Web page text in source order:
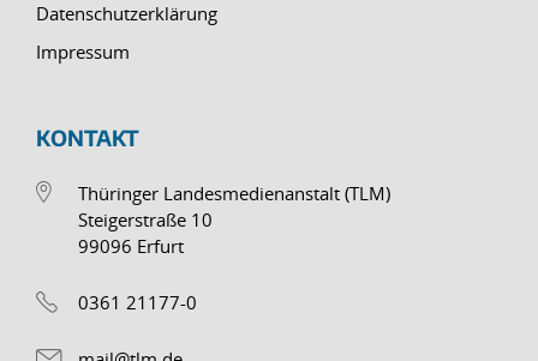
Datenschutzerklärung
Impressum
KONTAKT
Thüringer Landesmedienanstalt (TLM)
Steigerstraße 10
99096 Erfurt
0361 21177-0